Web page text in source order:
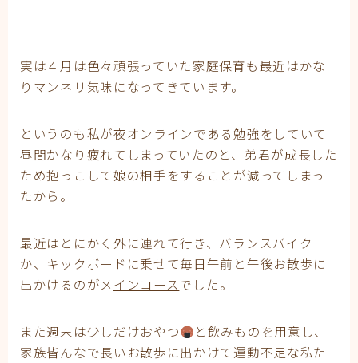
実は４月は色々頑張っていた家庭保育も最近はかな
りマンネリ気味になってきています。
というのも私が夜オンラインである勉強をしていて
昼間かなり疲れてしまっていたのと、弟君が成長した
ため抱っこして娘の相手をすることが減ってしまっ
たから。
最近はとにかく外に連れて行き、バランスバイク
か、キックボードに乗せて毎日午前と午後お散歩に
出かけるのがメ インコースでした。
また週末は少しだけおやつ
と飲みものを用意し、
家族皆んなで長いお散歩に出かけて運動不足な私た